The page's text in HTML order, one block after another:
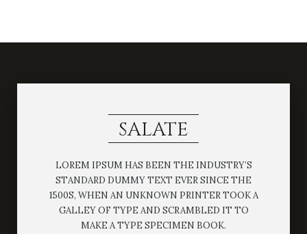
SALATE
LOREM IPSUM HAS BEEN THE INDUSTRY’S
STANDARD DUMMY TEXT EVER SINCE THE
1500S, WHEN AN UNKNOWN PRINTER TOOK A
GALLEY OF TYPE AND SCRAMBLED IT TO
MAKE A TYPE SPECIMEN BOOK.